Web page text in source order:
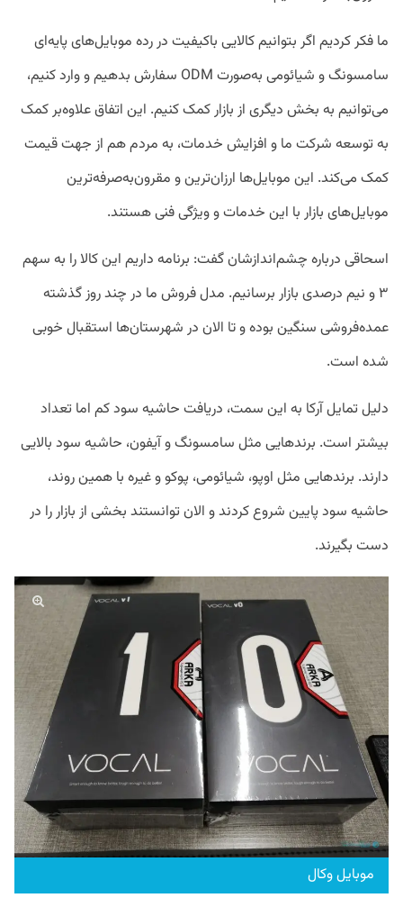
ما فکر کردیم اگر بتوانیم کالایی باکیفیت در رده موبایل‌های پایه‌ای
سامسونگ و شیائومی به‌صورت ODM سفارش بدهیم و وارد کنیم،
می‌توانیم به بخش دیگری از بازار کمک کنیم. این اتفاق علاوه‌بر کمک
به توسعه شرکت ما و افزایش خدمات، به مردم هم از جهت قیمت
کمک می‌کند. این موبایل‌ها ارزان‌ترین و مقرون‌به‌صرفه‌ترین
موبایل‌های بازار با این خدمات و ویژگی فنی هستند.
اسحاقی درباره چشم‌اندازشان گفت: برنامه داریم این کالا را به سهم
٣ و نیم درصدی بازار برسانیم. مدل فروش ما در چند روز گذشته
عمده‌فروشی سنگین بوده و تا الان در شهرستان‌ها استقبال خوبی
شده است.
دلیل تمایل آرکا به این سمت، دریافت حاشیه سود کم اما تعداد
بیشتر است. برندهایی مثل سامسونگ و آیفون، حاشیه سود بالایی
دارند. برندهایی مثل اوپو، شیائومی، پوکو و غیره با همین روند،
حاشیه سود پایین شروع کردند و الان توانستند بخشی از بازار را در
دست بگیرند.
موبایل وکال